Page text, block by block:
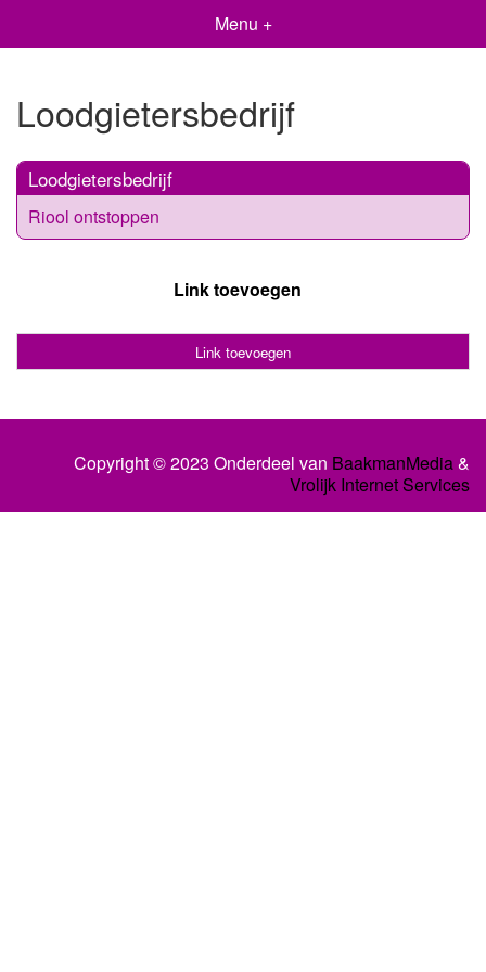
Menu +
Loodgietersbedrijf
Loodgietersbedrijf
Riool ontstoppen
Link toevoegen
Link toevoegen
Copyright © 2023 Onderdeel van BaakmanMedia&
Vrolijk Internet Services